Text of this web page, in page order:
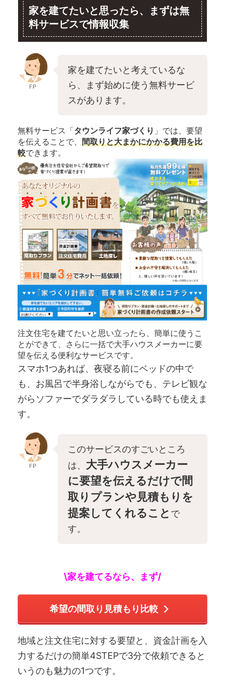
家を建てたいと思ったら、まずは無
料サービスで情報収集
FP
家を建てたいと考えているな
ら、まず始めに使う無料サービ
スがあります。
無料サービス「タウンライフ家づくり 」では、要望
を伝えることで、 間取りと大まかにかかる費用を比
較できます。
注文住宅を建てたいと思い立ったら、簡単に使うこ
とができて、さらに一括で大手ハウスメーカーに要
望を伝える便利なサービスです。
スマホ1つあれば、夜寝る前にベッドの中で
も、お風呂で半身浴しながらでも、テレビ観な
がらソファーでダラダラしている時でも使えま
す。
FP
このサービスのすごいところ
は、 大手ハウスメーカー
に要望を伝えるだけで間
取りプランや見積もりを
提案してくれること で
す。
\家を建てるなら、まず/
希望の間取り見積もり比較
地域と注文住宅に対する要望と、資金計画を入
力するだけの簡単4STEPで3分で依頼できると
いうのも魅力の1つです。